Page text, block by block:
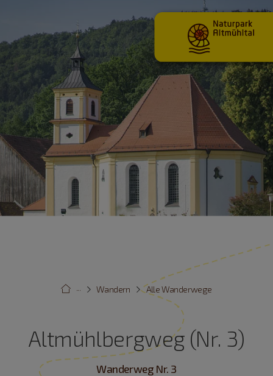
Alle Wanderwege
Wandern
···
Altmühlbergweg (Nr. 3)
Wanderweg Nr. 3